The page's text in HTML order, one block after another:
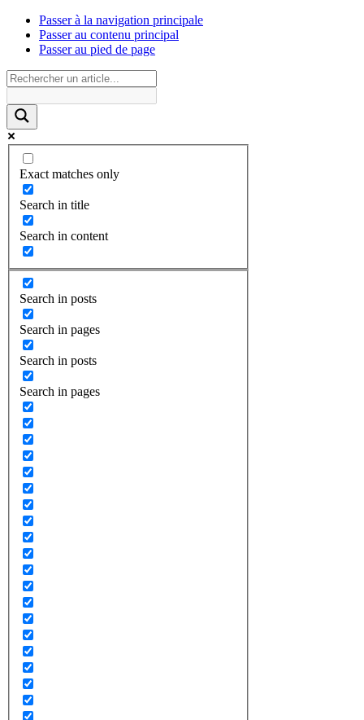
Passer à la navigation principale
Passer au contenu principal
Passer au pied de page
Exact matches only
Search in title
Search in content
Search in posts
Search in pages
Search in posts
Search in pages